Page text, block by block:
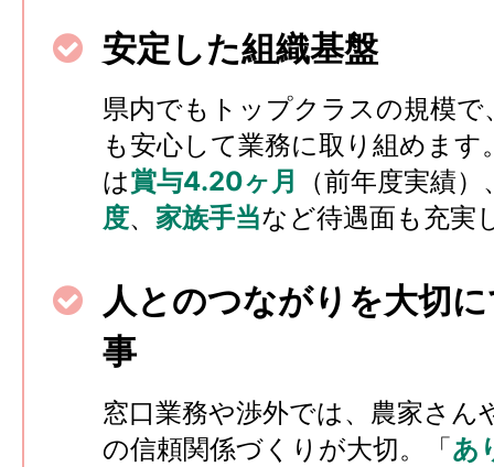
安定した組織基盤
県内でもトップクラスの規模で
も安心して業務に取り組めます
は賞与4.20ヶ月
（前年度実績）
度、 家族手当など待遇面も充実
人とのつながりを大切
事
窓口業務や渉外では、農家さん
の信頼関係づくりが大切。「あ